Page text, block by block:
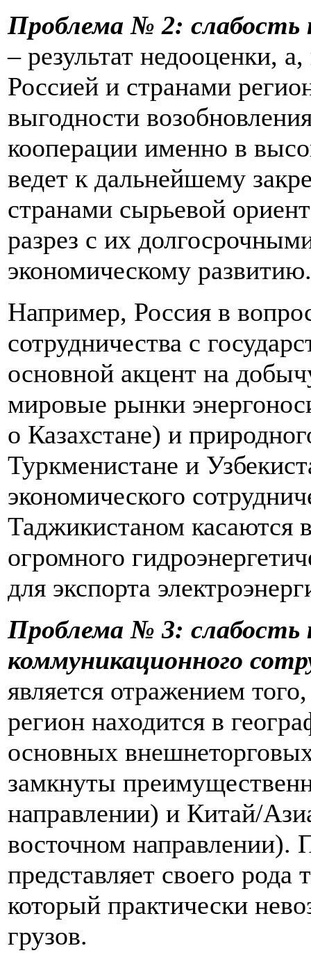
Проблема № 2: слабость
– результат недооценки,
Россией и странами
выгодности
кооперации именно в
ведет к дальнейшему
странами сырьевой
разрез с их
экономическому развитию.
Например, Россия в
сотрудничества с
основной акцент на
мировые рынки
о Казахстане) и
Туркменистане и
экономического
Таджикистаном касаются
огромного
для экспорта
Проблема № 3: слабость
коммуникационного
является отражением
регион находится в
основных
замкнуты
направлении) и Китай/
восточном
представляет своего
который практически
грузов.